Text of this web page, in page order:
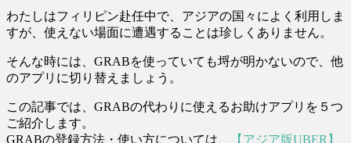
わたしはフィリピン赴任中で、アジアの国々によく利用しま
すが、使えない場面に遭遇することは珍しくありません。
そんな時には、GRABを使っていても埒が明かないので、他
のアプリに切り替えましょう。
この記事では、GRABの代わりに使えるお助けアプリを５つ
ご紹介します。
GRABの登録方法・使い方については、
【アジア版UBER】